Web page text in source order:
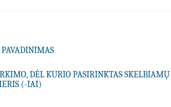
DĖL KURIO PASIRINKTAS
(-IAI)